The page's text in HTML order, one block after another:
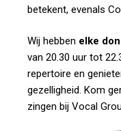
betekent, evenals
Wij hebben elke
van 20.30 uur tot
repertoire en
gezelligheid. Kom
zingen bij Vocal